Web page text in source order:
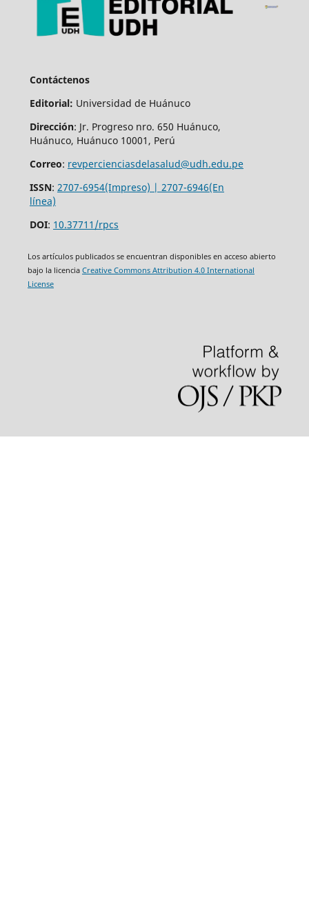
Contáctenos
Editorial: Universidad de Huánuco
Dirección: Jr. Progreso nro. 650 Huánuco,
Huánuco, Huánuco 10001, Perú
Correo: revpercienciasdelasalud@udh.edu.pe
ISSN: 2707-6954(Impreso) | 2707-6946(En
línea)
DOI: 10.37711/rpcs
Los artículos publicados se encuentran disponibles en acceso abierto
bajo la licencia Creative Commons Attribution 4.0 International
License